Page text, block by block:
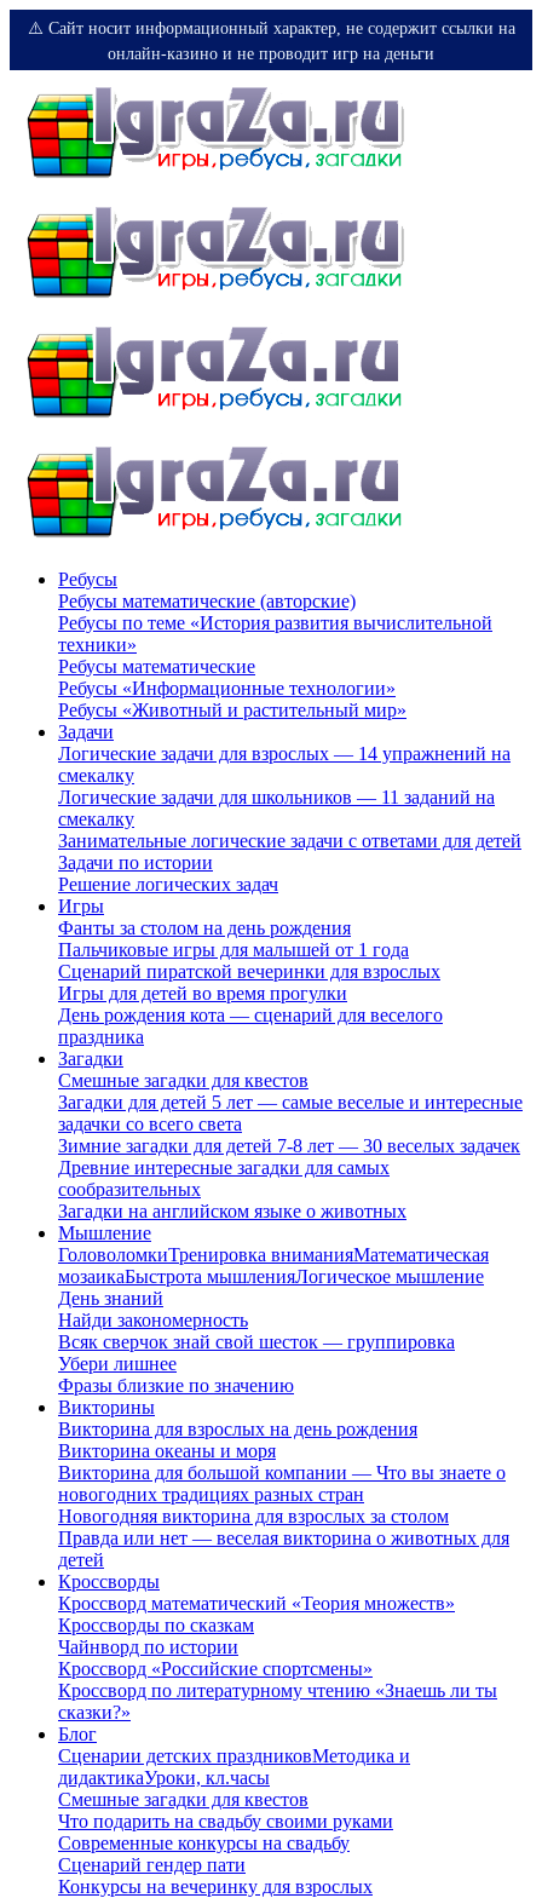
⚠️ Сайт носит информационный характер, не содержит ссылки на
онлайн-казино и не проводит игр на деньги
Ребусы
Ребусы математические (авторские)
Ребусы по теме «История развития вычислительной
техники»
Ребусы математические
Ребусы «Информационные технологии»
Ребусы «Животный и растительный мир»
Задачи
Логические задачи для взрослых — 14 упражнений на
смекалку
Логические задачи для школьников — 11 заданий на
смекалку
Занимательные логические задачи с ответами для детей
Задачи по истории
Решение логических задач
Игры
Фанты за столом на день рождения
Пальчиковые игры для малышей от 1 года
Сценарий пиратской вечеринки для взрослых
Игры для детей во время прогулки
День рождения кота — сценарий для веселого
праздника
Загадки
Смешные загадки для квестов
Загадки для детей 5 лет — самые веселые и интересные
задачки со всего света
Зимние загадки для детей 7-8 лет — 30 веселых задачек
Древние интересные загадки для самых
сообразительных
Загадки на английском языке о животных
Мышление
ГоловоломкиТренировка вниманияМатематическая
мозаикаБыстрота мышленияЛогическое мышление
День знаний
Найди закономерность
Всяк сверчок знай свой шесток — группировка
Убери лишнее
Фразы близкие по значению
Викторины
Викторина для взрослых на день рождения
Викторина океаны и моря
Викторина для большой компании — Что вы знаете о
новогодних традициях разных стран
Новогодняя викторина для взрослых за столом
Правда или нет — веселая викторина о животных для
детей
Кроссворды
Кроссворд математический «Теория множеств»
Кроссворды по сказкам
Чайнворд по истории
Кроссворд «Российские спортсмены»
Кроссворд по литературному чтению «Знаешь ли ты
сказки?»
Блог
Сценарии детских праздниковМетодика и
дидактикаУроки, кл.часы
Смешные загадки для квестов
Что подарить на свадьбу своими руками
Современные конкурсы на свадьбу
Сценарий гендер пати
Конкурсы на вечеринку для взрослых